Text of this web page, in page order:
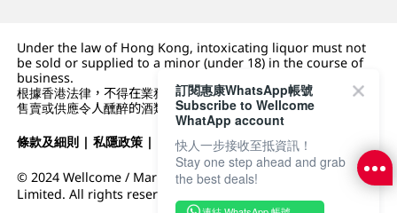
Under the law of Hong Kong, intoxicating liquor must not
be sold or supplied to a minor (under 18) in the course of
business.
根據香港法律，不得在業務過程中，向未成年人 (18 歲以下人士)
售賣或供應令人醺醉的酒類。
條款及細則 |私隱政策 | DFI零售集團
© 2024 Wellcome / Market Place. The Dairy Farm Company
Limited. All rights reserved.
訂閱惠康WhatsApp帳號
Subscribe to Wellcome
WhatApp account
快人一步接收至抵資訊！
Stay one step ahead and grab
the best deals!